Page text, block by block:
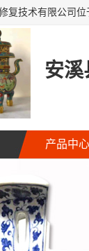
安
产品中心